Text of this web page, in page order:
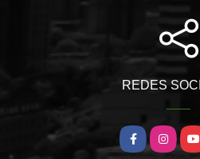
REDES
FacebookInstagram